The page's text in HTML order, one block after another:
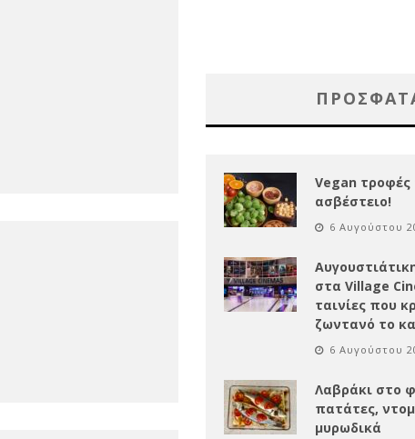
Vegan τροφές
ασβέστειο!
6 Αυγούστου
στα Village
ταινίες που
ζωντανό το
6 Αυγούστου
Λαβράκι στο
πατάτες,
μυρωδικά